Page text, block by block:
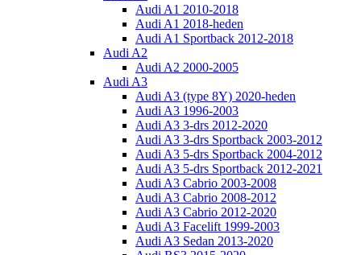
Audi A1 2010-2018
Audi A1 2018-heden
Audi A1 Sportback 2012-2018
Audi A2
Audi A2 2000-2005
Audi A3
Audi A3 (type 8Y) 2020-heden
Audi A3 1996-2003
Audi A3 3-drs 2012-2020
Audi A3 3-drs Sportback 2003-2012
Audi A3 5-drs Sportback 2004-2012
Audi A3 5-drs Sportback 2012-2021
Audi A3 Cabrio 2003-2008
Audi A3 Cabrio 2008-2012
Audi A3 Cabrio 2012-2020
Audi A3 Facelift 1999-2003
Audi A3 Sedan 2013-2020